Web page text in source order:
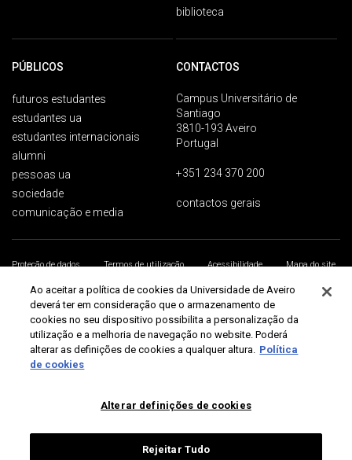
biblioteca
PÚBLICOS
futuros estudantes
estudantes ua
estudantes internacionais
alumni
pessoas ua
sociedade
comunicação e media
CONTACTOS
Campus Universitário de
Santiago
3810-193 Aveiro
Portugal
+351 234 370 200
contactos gerais
Proteção de dados Termos de utilização Acessibilidade
Mapa do site
Universidade de Aveiro 2026
Ao aceitar a política de cookies da Universidade de Aveiro
deverá ter em consideração que o armazenamento de
cookies no seu dispositivo possibilita a personalização da
utilização e a melhoria de navegação no website. Poderá
alterar as definições de cookies a qualquer altura. Política
de cookies
Alterar definições de cookies
Rejeitar Tudo